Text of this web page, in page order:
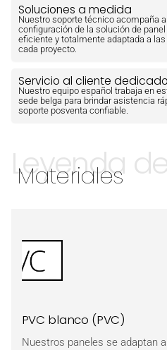
Soluciones a medida
Nuestro soporte técnico acompaña
configuración de la solución de panel
eficiente y totalmente adaptada a
cada proyecto.
Servicio al cliente dedicado
Nuestro equipo español trabaja en
sede belga para brindar asistencia
soporte posventa confiable.
Leyenda
Materiales
PVC blanco (PVC)
Nuestros paneles se adaptan